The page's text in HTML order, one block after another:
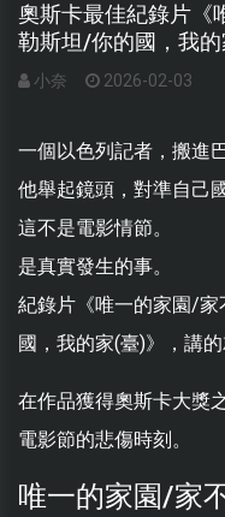
奧斯卡最佳紀錄片《
勒斯坦/你的國，我的
小奈 2026-02-03
一個以色列記者，搬進
他舉起鏡頭，對準自己
這不是電影情節。
是真實發生的事。
紀錄片《唯一的家園/
國，我的家(臺)》，講
在作品獲得奧斯卡大獎
電影節的悲傷時刻。
唯一的家園/家